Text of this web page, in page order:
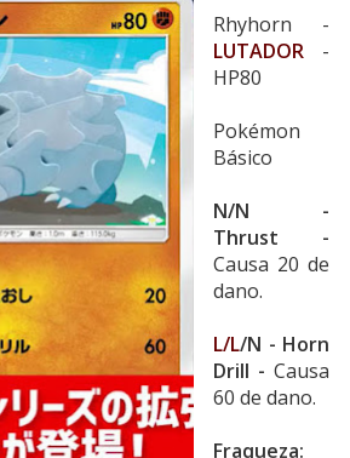
Rhyhorn -
LUTADOR -
HP80
Pokémon
Básico
N/N -
Thrust -
Causa 20 de
dano.
L/L/N - Horn
Drill - Causa
60 de dano.
Fraqueza: